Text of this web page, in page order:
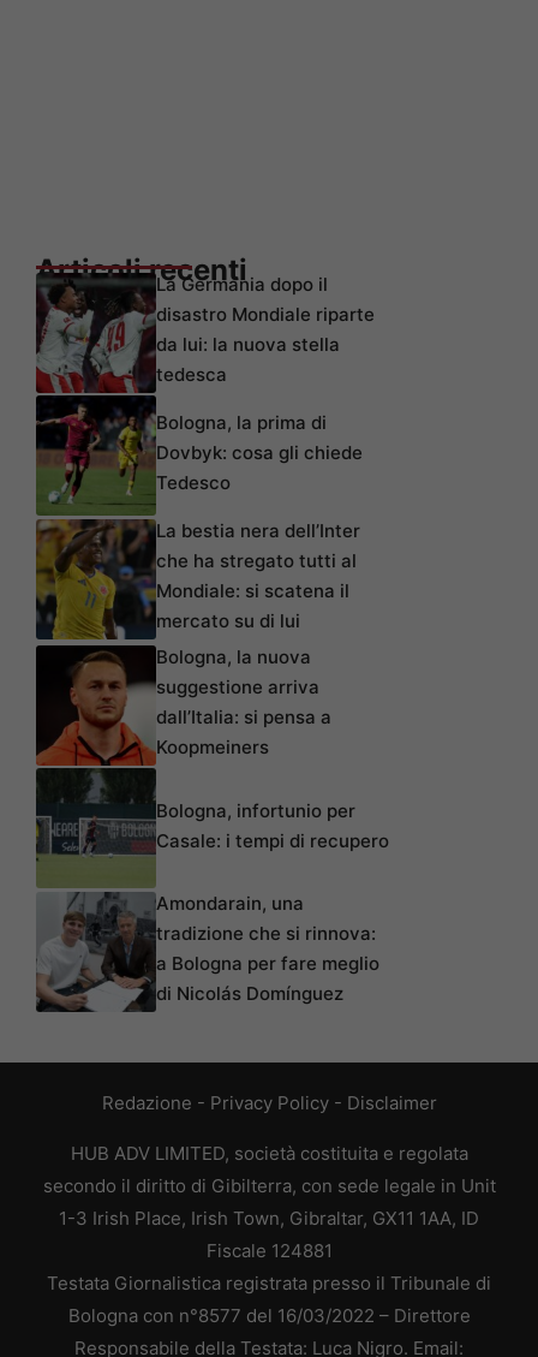
Articoli recenti
La Germania dopo il
disastro Mondiale riparte
da lui: la nuova stella
tedesca
Bologna, la prima di
Dovbyk: cosa gli chiede
Tedesco
La bestia nera dell’Inter
che ha stregato tutti al
Mondiale: si scatena il
mercato su di lui
Bologna, la nuova
suggestione arriva
dall’Italia: si pensa a
Koopmeiners
Bologna, infortunio per
Casale: i tempi di recupero
Amondarain, una
tradizione che si rinnova:
a Bologna per fare meglio
di Nicolás Domínguez
Redazione - Privacy Policy- Disclaimer
HUB ADV LIMITED, società costituita e regolata
secondo il diritto di Gibilterra, con sede legale in Unit
1-3 Irish Place, Irish Town, Gibraltar, GX11 1AA, ID
Fiscale 124881
Testata Giornalistica registrata presso il Tribunale di
Bologna con n°8577 del 16/03/2022 – Direttore
Responsabile della Testata: Luca Nigro. Email: